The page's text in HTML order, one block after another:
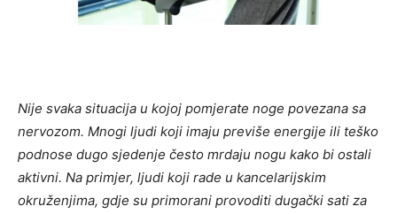
Nije svaka situacija u kojoj pomjerate noge povezana sa
nervozom. Mnogi ljudi koji imaju previše energije ili teško
podnose dugo sjedenje često mrdaju nogu kako bi ostali
aktivni. Na primjer, ljudi koji rade u kancelarijskim
okruženjima, gdje su primorani provoditi dugački sati za